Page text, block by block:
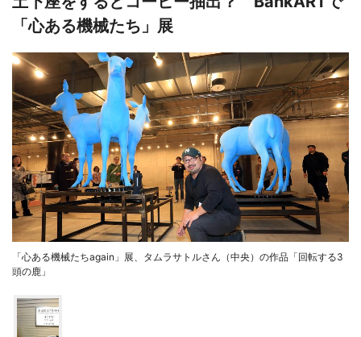
「心ある機械たち」展
「心ある機械たちagain」展、タムラサトルさん（中央）の作品「回転する3
頭の鹿」